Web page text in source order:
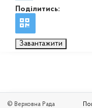
Поділитись:
Завантажити
© Верховна Рада